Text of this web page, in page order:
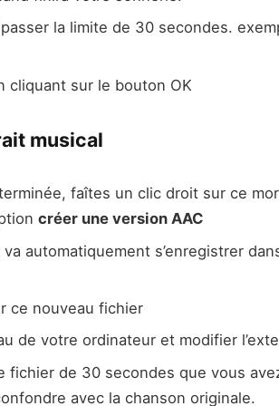
la limite de 30 secondes.
cliquant sur le bouton OK
musical
faîtes un clic droit sur ce
créer une version AAC
automatiquement s’enregistrer
ce nouveau fichier
de votre ordinateur et modifier
fichier de 30 secondes que vous
avec la chanson originale.